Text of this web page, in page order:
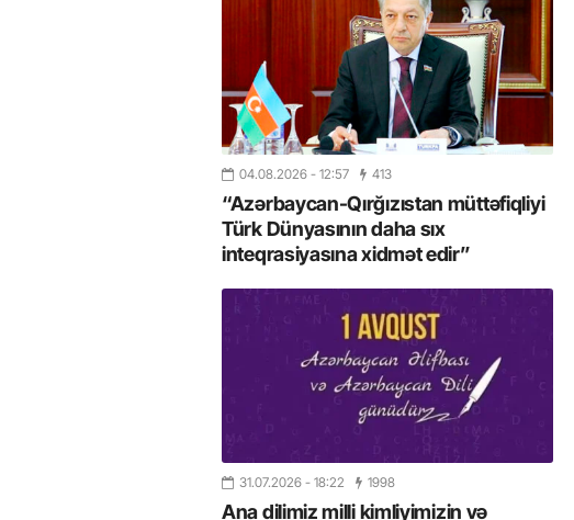
04.08.2026 - 12:57 413
“Azərbaycan-Qırğızıstan müttəfiqliyi
Türk Dünyasının daha sıx
inteqrasiyasına xidmət edir”
31.07.2026 - 18:22 1998
Ana dilimiz milli kimliyimizin və